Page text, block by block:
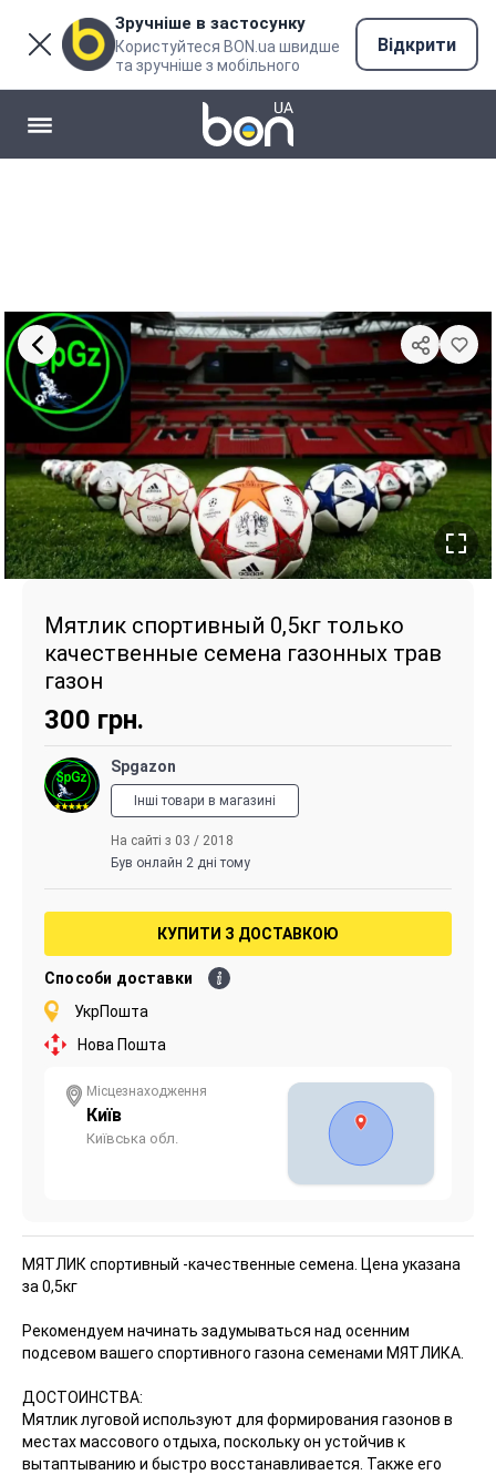
Зручніше в застосунку
Користуйтеся BON.ua швидше
та зручніше з мобільного
Відкрити
Мятлик спортивный 0,5кг только
качественные семена газонных трав
газон
300 грн.
Spgazon
Інші товари в магазині
На сайті з 03 / 2018
Був онлайн 2 дні тому
КУПИТИ З ДОСТАВКОЮ
Способи доставки
УкрПошта
Нова Пошта
Місцезнаходження
Київ
Київська обл.
МЯТЛИК спортивный -качественные семена. Цена указана
за 0,5кг
Рекомендуем начинать задумываться над осенним
подсевом вашего спортивного газона семенами МЯТЛИКА.
ДОСТОИНСТВА:
Мятлик луговой используют для формирования газонов в
местах массового отдыха, поскольку он устойчив к
вытаптыванию и быстро восстанавливается. Также его